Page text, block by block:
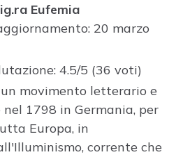
Eufemia
20 marzo
4.5/5 (36 voti)
movimento letterario e
1798 in Germania, per
Europa, in
corrente che